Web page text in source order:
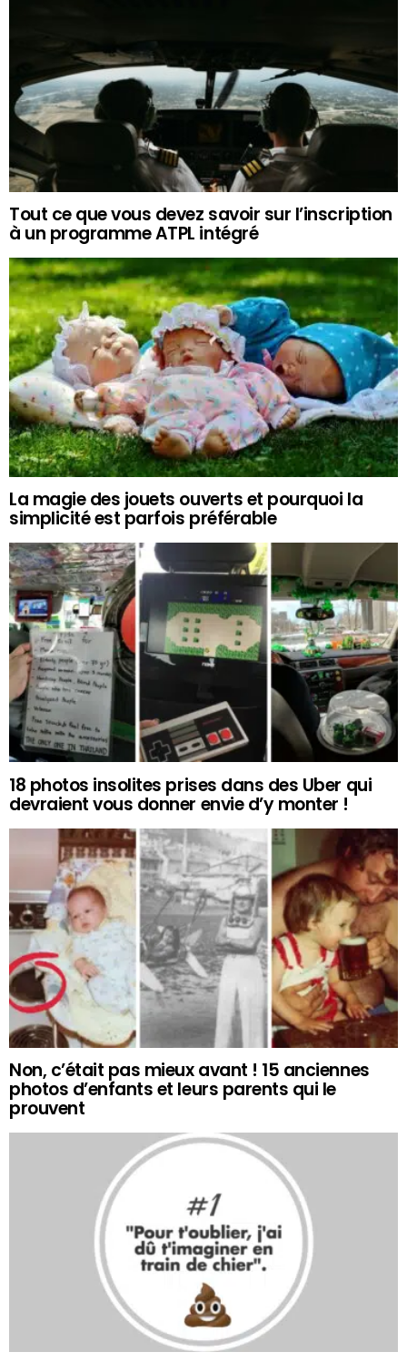
Tout ce que vous devez savoir sur l’inscription
à un programme ATPL intégré
La magie des jouets ouverts et pourquoi la
simplicité est parfois préférable
18 photos insolites prises dans des Uber qui
devraient vous donner envie d’y monter !
Non, c’était pas mieux avant ! 15 anciennes
photos d’enfants et leurs parents qui le
prouvent